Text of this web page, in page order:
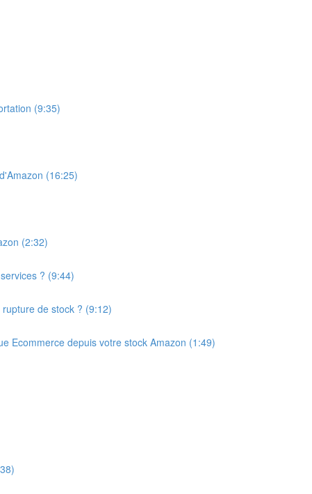
(9:35)
(16:25)
(2:32)
? (9:44)
de stock ? (9:12)
Ecommerce depuis votre stock Amazon (1:49)